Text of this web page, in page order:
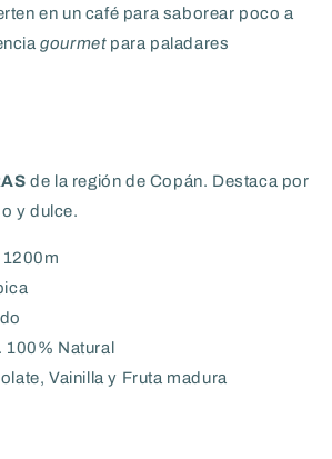
en un café para saborear poco a
gourmetpara paladares
de la región de Copán. Destaca por
y dulce.
100% Natural
Vainilla y Fruta madura